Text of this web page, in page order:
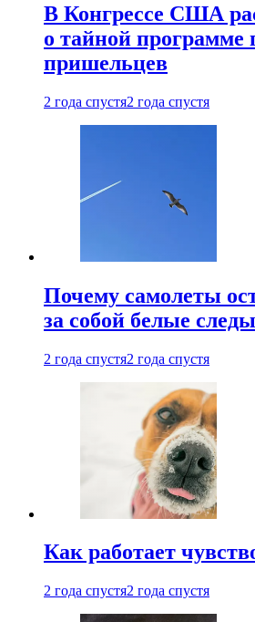
В Конгрессе США
о тайной программе
пришельцев
2 года спустя2 года спустя
Почему самолеты
за собой белые
2 года спустя2 года спустя
Как работает
2 года спустя2 года спустя